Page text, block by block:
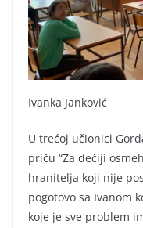
Ivanka Janković
U trećoj učionici
priču “Za dečiji
hranitelja koji nije
pogotovo sa Ivanom
koje je sve problem